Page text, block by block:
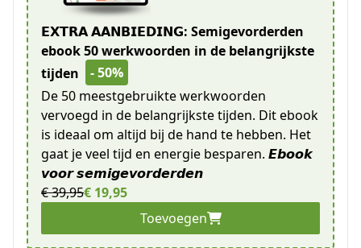
𝗘𝗫𝗧𝗥𝗔 𝗔𝗔𝗡𝗕𝗜𝗘𝗗𝗜𝗡𝗚: Semigevorderden
ebook 50 werkwoorden in de belangrijkste
tijden
- 50%
De 50 meestgebruikte werkwoorden
vervoegd in de belangrijkste tijden. Dit ebook
is ideaal om altijd bij de hand te hebben. Het
gaat je veel tijd en energie besparen. 𝙀𝙗𝙤𝙤𝙠
𝙫𝙤𝙤𝙧 𝙨𝙚𝙢𝙞𝙜𝙚𝙫𝙤𝙧𝙙𝙚𝙧𝙙𝙚𝙣
€ 39,95€ 19,95
Toevoegen